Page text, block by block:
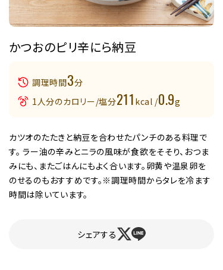
かつおのピリ辛にら納豆
調理時間3分
1人分のカロリー/塩分211 kcal /0.9g
カツオのたたきと納豆を合わせたパンチのある料理で
す。 ラー油の辛みとニラの風味が食欲をそそり、おつま
みにも、またごはんにもよく合います。卵黄や温泉卵を
のせるのもおすすめです。※調理時間からタレを冷ます
時間は除いています。
シェアする